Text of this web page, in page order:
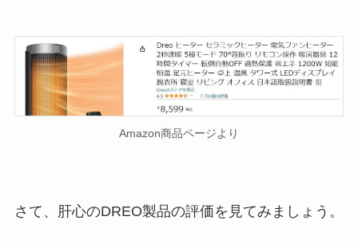
Amazon商品ページより
さて、肝心のDREO製品の評価を見てみましょう。